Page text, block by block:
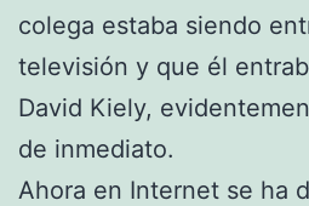
colega estaba siendo
televisión y que él
David Kiely,
de inmediato.
Ahora en Internet se ha